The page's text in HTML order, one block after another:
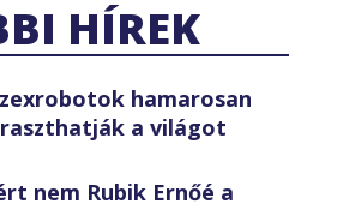
HÍREK
hamarosan
a világot
nem Rubik Ernőé a